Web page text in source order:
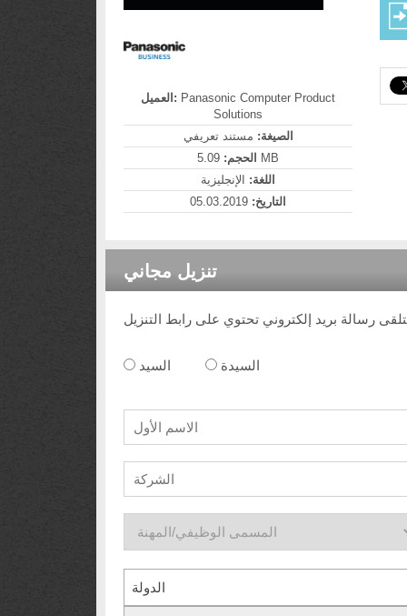
العميل: Panasonic Computer Product
Solutions
الصيغة: مستند تعريفي
الحجم:
5.09 MB
اللغة: الإنجليزية
التاريخ:
تنزيل مجاني
السيد السيدة
الدولة